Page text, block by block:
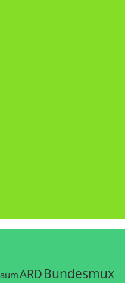
ARD Bundesmux